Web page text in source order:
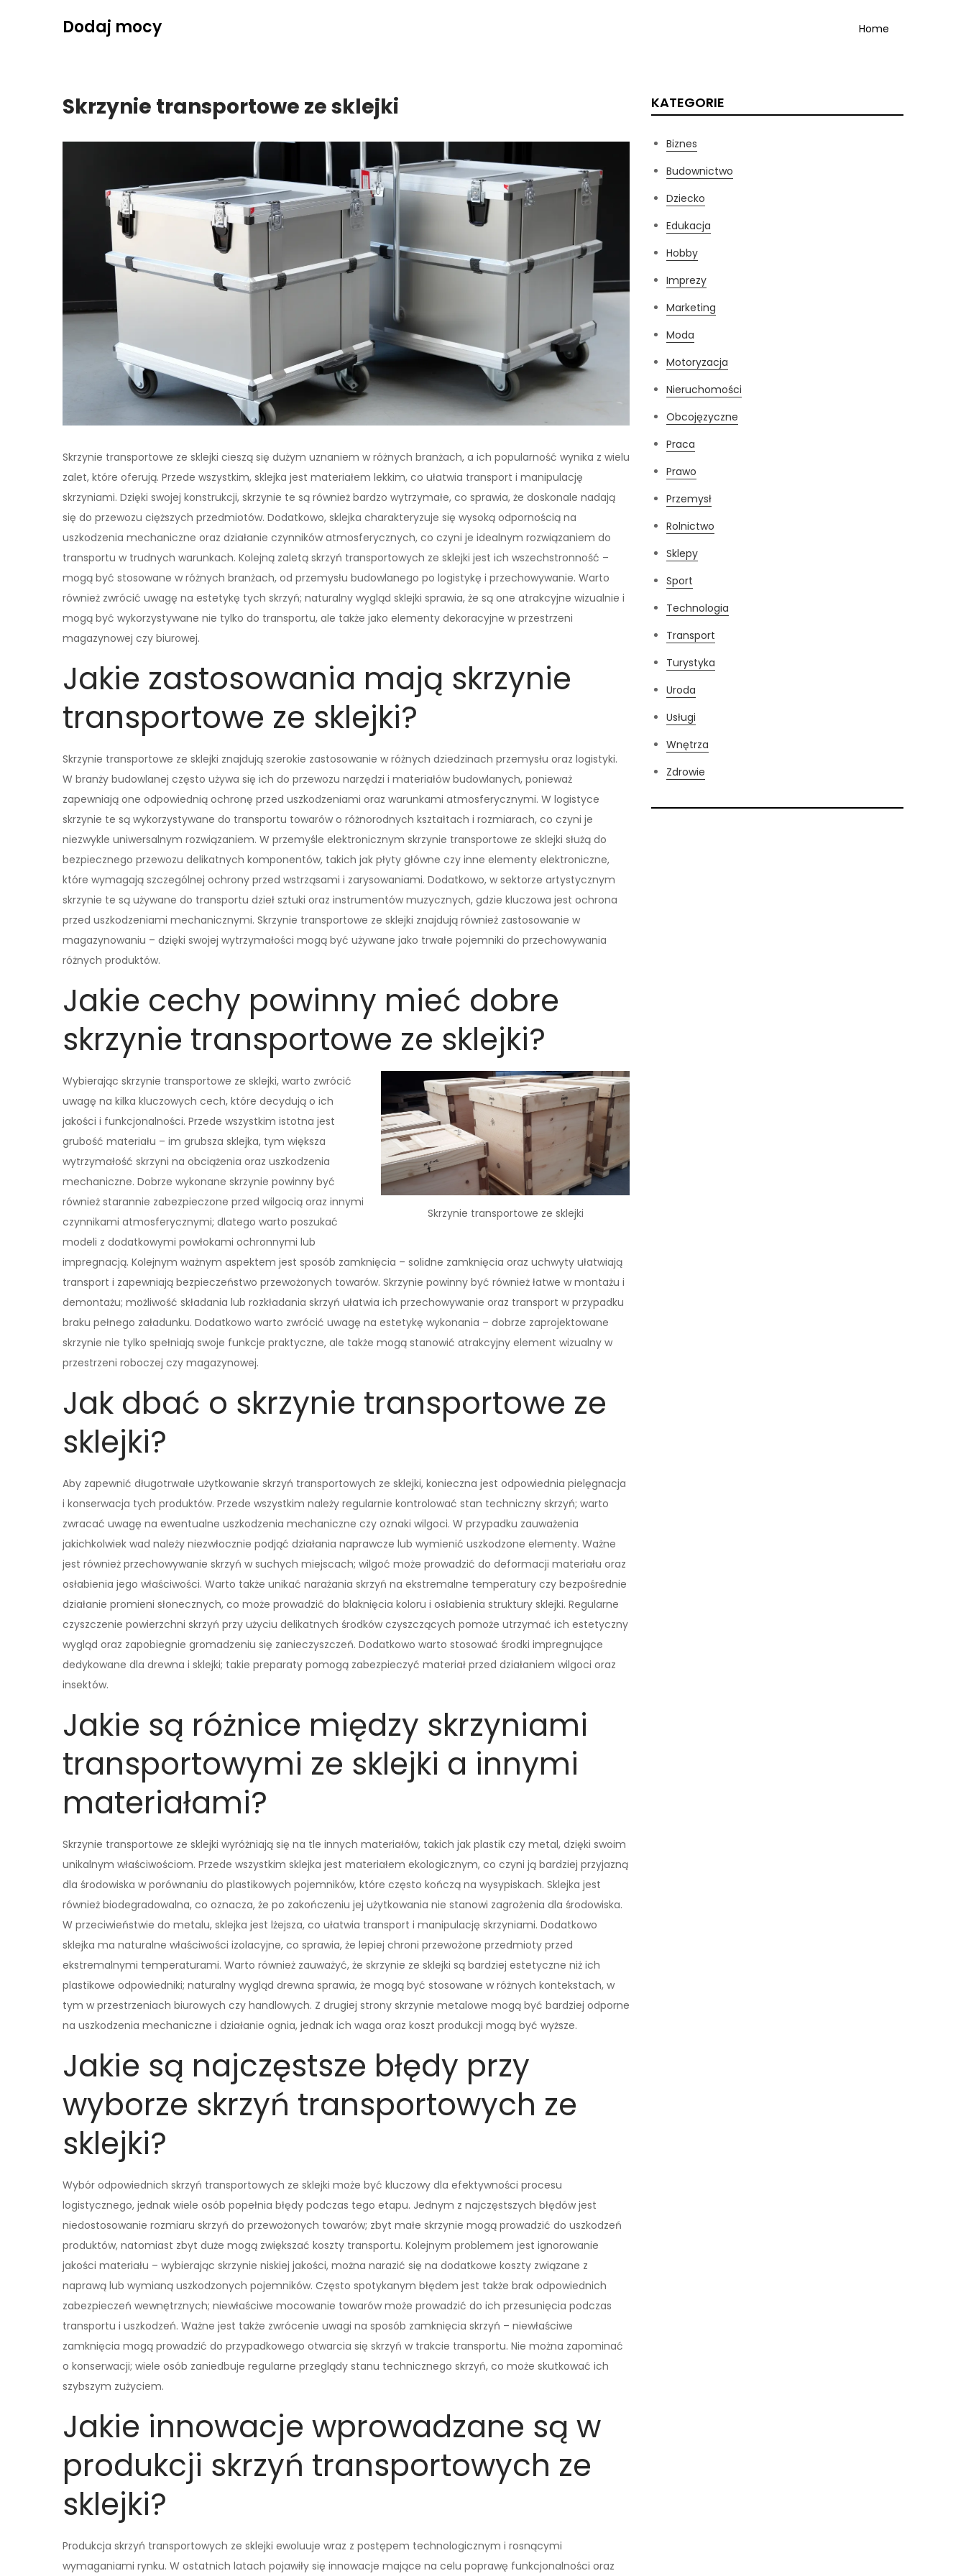
Dodaj mocy Home
Skrzynie transportowe ze sklejki
Skrzynie transportowe ze sklejki cieszą się dużym uznaniem w różnych branżach, a ich popularność wynika z wielu
zalet, które oferują. Przede wszystkim, sklejka jest materiałem lekkim, co ułatwia transport i manipulację
skrzyniami. Dzięki swojej konstrukcji, skrzynie te są również bardzo wytrzymałe, co sprawia, że doskonale nadają
się do przewozu cięższych przedmiotów. Dodatkowo, sklejka charakteryzuje się wysoką odpornością na
uszkodzenia mechaniczne oraz działanie czynników atmosferycznych, co czyni je idealnym rozwiązaniem do
transportu w trudnych warunkach. Kolejną zaletą skrzyń transportowych ze sklejki jest ich wszechstronność –
mogą być stosowane w różnych branżach, od przemysłu budowlanego po logistykę i przechowywanie. Warto
również zwrócić uwagę na estetykę tych skrzyń; naturalny wygląd sklejki sprawia, że są one atrakcyjne wizualnie i
mogą być wykorzystywane nie tylko do transportu, ale także jako elementy dekoracyjne w przestrzeni
magazynowej czy biurowej.
Jakie zastosowania mają skrzynie
transportowe ze sklejki?
Skrzynie transportowe ze sklejki znajdują szerokie zastosowanie w różnych dziedzinach przemysłu oraz logistyki.
W branży budowlanej często używa się ich do przewozu narzędzi i materiałów budowlanych, ponieważ
zapewniają one odpowiednią ochronę przed uszkodzeniami oraz warunkami atmosferycznymi. W logistyce
skrzynie te są wykorzystywane do transportu towarów o różnorodnych kształtach i rozmiarach, co czyni je
niezwykle uniwersalnym rozwiązaniem. W przemyśle elektronicznym skrzynie transportowe ze sklejki służą do
bezpiecznego przewozu delikatnych komponentów, takich jak płyty główne czy inne elementy elektroniczne,
które wymagają szczególnej ochrony przed wstrząsami i zarysowaniami. Dodatkowo, w sektorze artystycznym
skrzynie te są używane do transportu dzieł sztuki oraz instrumentów muzycznych, gdzie kluczowa jest ochrona
przed uszkodzeniami mechanicznymi. Skrzynie transportowe ze sklejki znajdują również zastosowanie w
magazynowaniu – dzięki swojej wytrzymałości mogą być używane jako trwałe pojemniki do przechowywania
różnych produktów.
Jakie cechy powinny mieć dobre
skrzynie transportowe ze sklejki?
Skrzynie transportowe ze sklejki
Wybierając skrzynie transportowe ze sklejki, warto zwrócić
uwagę na kilka kluczowych cech, które decydują o ich
jakości i funkcjonalności. Przede wszystkim istotna jest
grubość materiału – im grubsza sklejka, tym większa
wytrzymałość skrzyni na obciążenia oraz uszkodzenia
mechaniczne. Dobrze wykonane skrzynie powinny być
również starannie zabezpieczone przed wilgocią oraz innymi
czynnikami atmosferycznymi; dlatego warto poszukać
modeli z dodatkowymi powłokami ochronnymi lub
impregnacją. Kolejnym ważnym aspektem jest sposób zamknięcia – solidne zamknięcia oraz uchwyty ułatwiają
transport i zapewniają bezpieczeństwo przewożonych towarów. Skrzynie powinny być również łatwe w montażu i
demontażu; możliwość składania lub rozkładania skrzyń ułatwia ich przechowywanie oraz transport w przypadku
braku pełnego załadunku. Dodatkowo warto zwrócić uwagę na estetykę wykonania – dobrze zaprojektowane
skrzynie nie tylko spełniają swoje funkcje praktyczne, ale także mogą stanowić atrakcyjny element wizualny w
przestrzeni roboczej czy magazynowej.
Jak dbać o skrzynie transportowe ze
sklejki?
Aby zapewnić długotrwałe użytkowanie skrzyń transportowych ze sklejki, konieczna jest odpowiednia pielęgnacja
i konserwacja tych produktów. Przede wszystkim należy regularnie kontrolować stan techniczny skrzyń; warto
zwracać uwagę na ewentualne uszkodzenia mechaniczne czy oznaki wilgoci. W przypadku zauważenia
jakichkolwiek wad należy niezwłocznie podjąć działania naprawcze lub wymienić uszkodzone elementy. Ważne
jest również przechowywanie skrzyń w suchych miejscach; wilgoć może prowadzić do deformacji materiału oraz
osłabienia jego właściwości. Warto także unikać narażania skrzyń na ekstremalne temperatury czy bezpośrednie
działanie promieni słonecznych, co może prowadzić do blaknięcia koloru i osłabienia struktury sklejki. Regularne
czyszczenie powierzchni skrzyń przy użyciu delikatnych środków czyszczących pomoże utrzymać ich estetyczny
wygląd oraz zapobiegnie gromadzeniu się zanieczyszczeń. Dodatkowo warto stosować środki impregnujące
dedykowane dla drewna i sklejki; takie preparaty pomogą zabezpieczyć materiał przed działaniem wilgoci oraz
insektów.
Jakie są różnice między skrzyniami
transportowymi ze sklejki a innymi
materiałami?
Skrzynie transportowe ze sklejki wyróżniają się na tle innych materiałów, takich jak plastik czy metal, dzięki swoim
unikalnym właściwościom. Przede wszystkim sklejka jest materiałem ekologicznym, co czyni ją bardziej przyjazną
dla środowiska w porównaniu do plastikowych pojemników, które często kończą na wysypiskach. Sklejka jest
również biodegradowalna, co oznacza, że po zakończeniu jej użytkowania nie stanowi zagrożenia dla środowiska.
W przeciwieństwie do metalu, sklejka jest lżejsza, co ułatwia transport i manipulację skrzyniami. Dodatkowo
sklejka ma naturalne właściwości izolacyjne, co sprawia, że lepiej chroni przewożone przedmioty przed
ekstremalnymi temperaturami. Warto również zauważyć, że skrzynie ze sklejki są bardziej estetyczne niż ich
plastikowe odpowiedniki; naturalny wygląd drewna sprawia, że mogą być stosowane w różnych kontekstach, w
tym w przestrzeniach biurowych czy handlowych. Z drugiej strony skrzynie metalowe mogą być bardziej odporne
na uszkodzenia mechaniczne i działanie ognia, jednak ich waga oraz koszt produkcji mogą być wyższe.
Jakie są najczęstsze błędy przy
wyborze skrzyń transportowych ze
sklejki?
Wybór odpowiednich skrzyń transportowych ze sklejki może być kluczowy dla efektywności procesu
logistycznego, jednak wiele osób popełnia błędy podczas tego etapu. Jednym z najczęstszych błędów jest
niedostosowanie rozmiaru skrzyń do przewożonych towarów; zbyt małe skrzynie mogą prowadzić do uszkodzeń
produktów, natomiast zbyt duże mogą zwiększać koszty transportu. Kolejnym problemem jest ignorowanie
jakości materiału – wybierając skrzynie niskiej jakości, można narazić się na dodatkowe koszty związane z
naprawą lub wymianą uszkodzonych pojemników. Często spotykanym błędem jest także brak odpowiednich
zabezpieczeń wewnętrznych; niewłaściwe mocowanie towarów może prowadzić do ich przesunięcia podczas
transportu i uszkodzeń. Ważne jest także zwrócenie uwagi na sposób zamknięcia skrzyń – niewłaściwe
zamknięcia mogą prowadzić do przypadkowego otwarcia się skrzyń w trakcie transportu. Nie można zapominać
o konserwacji; wiele osób zaniedbuje regularne przeglądy stanu technicznego skrzyń, co może skutkować ich
szybszym zużyciem.
Jakie innowacje wprowadzane są w
produkcji skrzyń transportowych ze
sklejki?
Produkcja skrzyń transportowych ze sklejki ewoluuje wraz z postępem technologicznym i rosnącymi
wymaganiami rynku. W ostatnich latach pojawiły się innowacje mające na celu poprawę funkcjonalności oraz
KATEGORIE
Biznes
Budownictwo
Dziecko
Edukacja
Hobby
Imprezy
Marketing
Moda
Motoryzacja
Nieruchomości
Obcojęzyczne
Praca
Prawo
Przemysł
Rolnictwo
Sklepy
Sport
Technologia
Transport
Turystyka
Uroda
Usługi
Wnętrza
Zdrowie